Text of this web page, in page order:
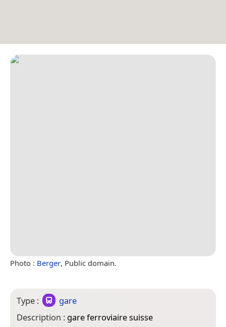
Photo : Berger, Public domain.
Type :
gare
Description : gare ferroviaire suisse